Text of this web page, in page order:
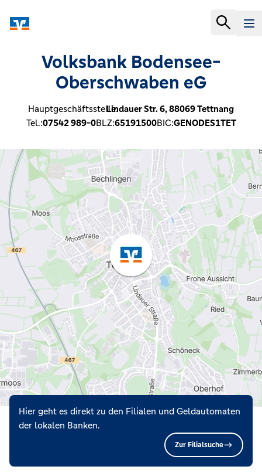
Volksbank Bodensee-
Oberschwaben eG
Hauptgeschäftsstelle:Lindauer Str. 6,88069Tettnang
Tel.:07542 989-0BLZ:65191500BIC:GENODES1TET
Hier geht es direkt zu den Filialen und Geldautomaten
der lokalen Banken.
Zur Filialsuche